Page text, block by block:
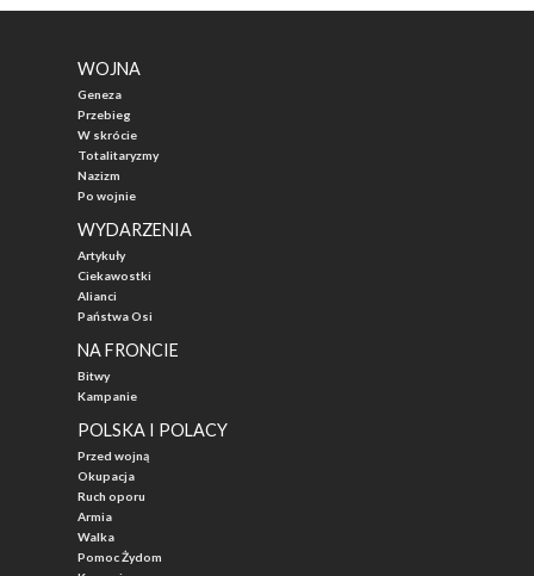
WOJNA
Geneza
Przebieg
W skrócie
Totalitaryzmy
Nazizm
Po wojnie
WYDARZENIA
Artykuły
Ciekawostki
Alianci
Państwa Osi
NA FRONCIE
Bitwy
Kampanie
POLSKA I POLACY
Przed wojną
Okupacja
Ruch oporu
Armia
Walka
Pomoc Żydom